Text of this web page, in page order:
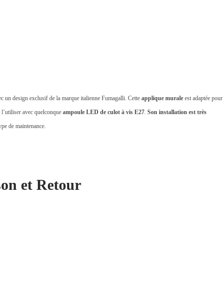
un design exclusif de la marque italienne Fumagalli. Cette applique murale est adaptée pour
avec quelconque ampoule LED de culot à vis E27. Son installation est très
de maintenance.
et Retour